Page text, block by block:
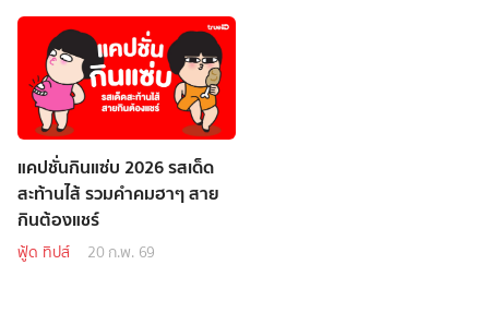
แคปชั่นกินแซ่บ 2026 รสเด็ด
สะท้านไส้ รวมคำคมฮาๆ สาย
กินต้องแชร์
ฟู้ด ทิปส์ 20 ก.พ. 69